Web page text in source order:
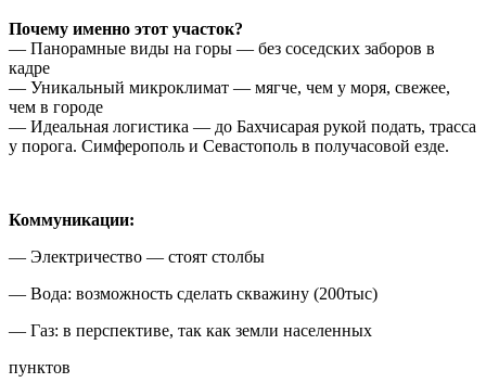
Почему именно этот участок?
— Панорамные виды на горы — без соседских заборов в
кадре
— Уникальный микроклимат — мягче, чем у моря, свежее,
чем в городе
— Идеальная логистика — до Бахчисарая рукой подать, трасса
у порога. Симферополь и Севастополь в получасовой езде.
Коммуникации:
— Электричество — стоят столбы
— Вода: возможность сделать скважину (200тыс)
— Газ: в перспективе, так как земли населенных
пунктов